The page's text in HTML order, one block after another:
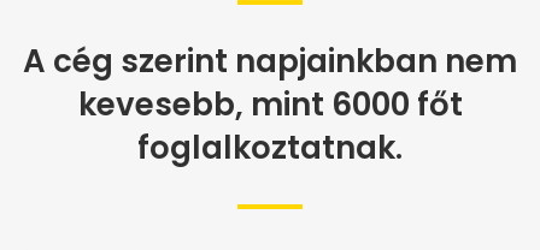
A cég szerint napjainkban nem
kevesebb, mint 6000 főt
foglalkoztatnak.